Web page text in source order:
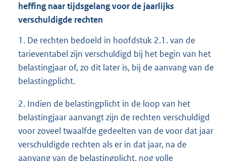
heffing naar tijdsgelang voor de jaarlijks
verschuldigde rechten
1. De rechten bedoeld in hoofdstuk 2.1. van de
tarieventabel zijn verschuldigd bij het begin van het
belastingjaar of, zo dit later is, bij de aanvang van de
belastingplicht.
2. Indien de belastingplicht in de loop van het
belastingjaar aanvangt zijn de rechten verschuldigd
voor zoveel twaalfde gedeelten van de voor dat jaar
verschuldigde rechten als er in dat jaar, na de
aanvang van de belastingplicht, nog volle